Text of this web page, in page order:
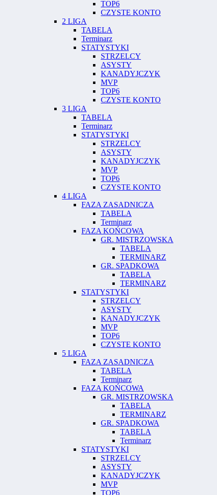
TOP6
CZYSTE KONTO
2 LIGA
TABELA
Terminarz
STATYSTYKI
STRZELCY
ASYSTY
KANADYJCZYK
MVP
TOP6
CZYSTE KONTO
3 LIGA
TABELA
Terminarz
STATYSTYKI
STRZELCY
ASYSTY
KANADYJCZYK
MVP
TOP6
CZYSTE KONTO
4 LIGA
FAZA ZASADNICZA
TABELA
Terminarz
FAZA KOŃCOWA
GR. MISTRZOWSKA
TABELA
TERMINARZ
GR. SPADKOWA
TABELA
TERMINARZ
STATYSTYKI
STRZELCY
ASYSTY
KANADYJCZYK
MVP
TOP6
CZYSTE KONTO
5 LIGA
FAZA ZASADNICZA
TABELA
Terminarz
FAZA KOŃCOWA
GR. MISTRZOWSKA
TABELA
TERMINARZ
GR. SPADKOWA
TABELA
Terminarz
STATYSTYKI
STRZELCY
ASYSTY
KANADYJCZYK
MVP
TOP6